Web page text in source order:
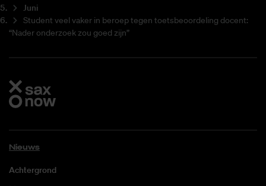
Juni
Student veel vaker in beroep tegen toetsbeoordeling docent:
“Nader onderzoek zou goed zijn”
Nieuws
Achtergrond